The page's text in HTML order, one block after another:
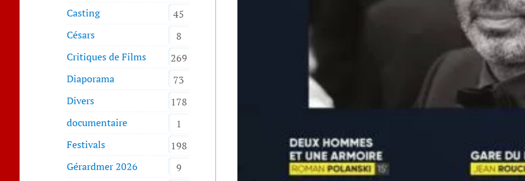
Casting
45
Césars
8
Critiques de Films
269
Diaporama
73
Divers
178
documentaire
1
Festivals
198
Gérardmer 2026
9